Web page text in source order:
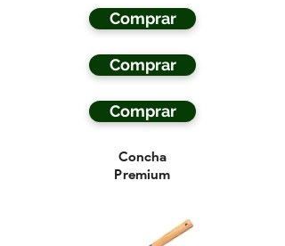
Comprar
Comprar
Comprar
Concha
Premium